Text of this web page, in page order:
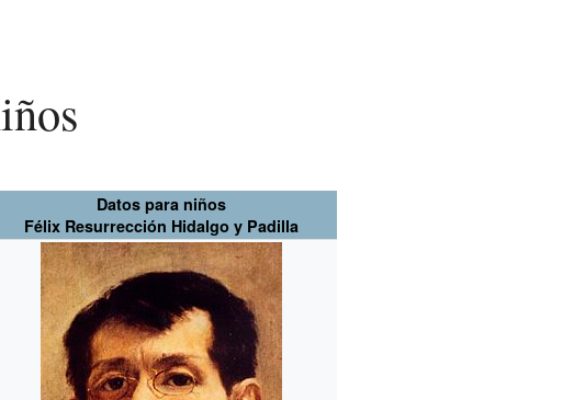
Datos para niños
Félix Resurrección Hidalgo y Padilla